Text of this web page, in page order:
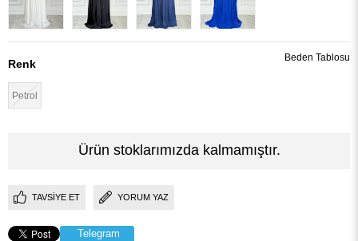
Renk
Petrol
Beden Tablosu
Ürün stoklarımızda kalmamıştır.
TAVSIYE ET YORUM YAZ
Telegram